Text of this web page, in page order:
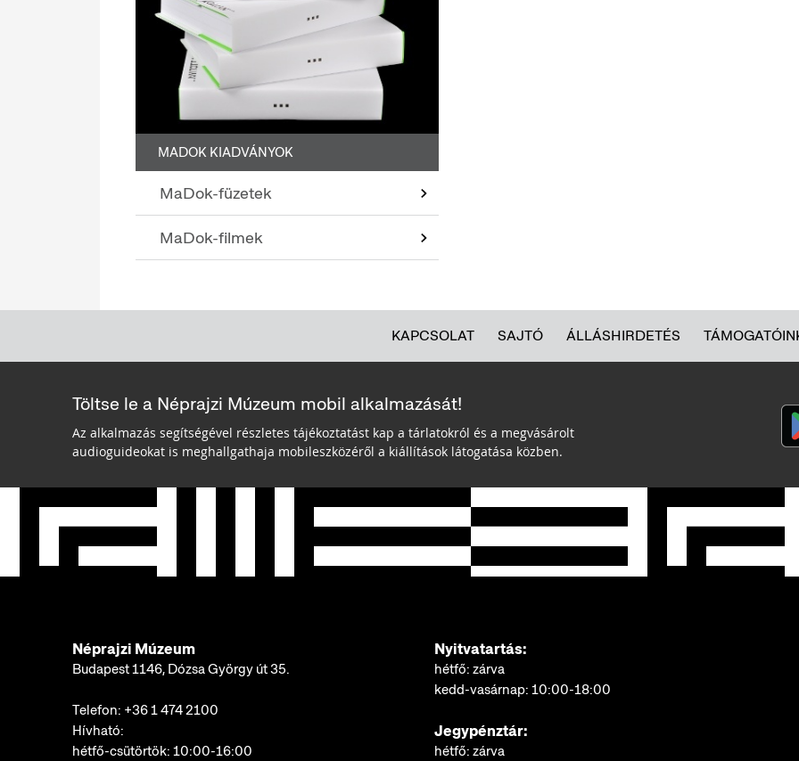
MADOK KIADVÁNYOK
MaDok-füzetek
MaDok-filmek
KAPCSOLAT SAJTÓ ÁLLÁSHIRDETÉS
Töltse le a Néprajzi Múzeum mobil alkalmazását!
Az alkalmazás segítségével részletes tájékoztatást kap a tárlatokról és a megvásárolt
audioguideokat is meghallgathaja mobileszközéről a kiállítások látogatása közben.
Néprajzi Múzeum
Budapest 1146, Dózsa György út 35.
Telefon: +36 1 474 2100
Hívható:
hétfő-csütörtök: 10:00-16:00
Nyitvatartás:
hétfő: zárva
kedd-vasárnap: 10:00-18:00
Jegypénztár:
hétfő: zárva